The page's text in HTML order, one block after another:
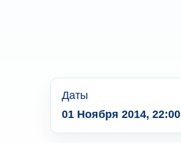
Даты
01 Ноября 2014, 22:00